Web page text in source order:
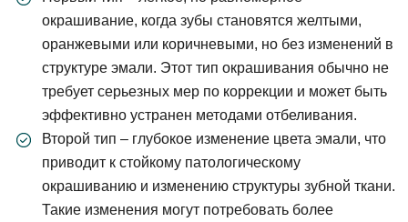
окрашивание, когда зубы становятся желтыми,
оранжевыми или коричневыми, но без изменений в
структуре эмали. Этот тип окрашивания обычно не
требует серьезных мер по коррекции и может быть
эффективно устранен методами отбеливания.
Второй тип – глубокое изменение цвета эмали, что
приводит к стойкому патологическому
окрашиванию и изменению структуры зубной ткани.
Такие изменения могут потребовать более